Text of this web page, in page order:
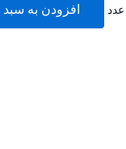
افزودن به